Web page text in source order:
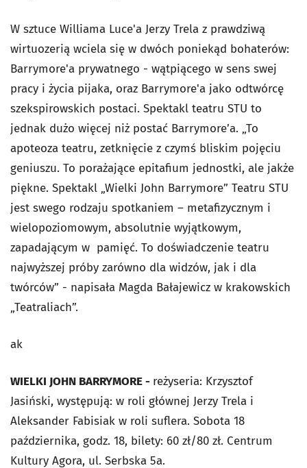
W sztuce Williama Luce'a Jerzy Trela z prawdziwą
wirtuozerią wciela się w dwóch poniekąd bohaterów:
Barrymore'a prywatnego - wątpiącego w sens swej
pracy i życia pijaka, oraz Barrymore'a jako odtwórcę
szekspirowskich postaci. Spektakl teatru STU to
jednak dużo więcej niż postać Barrymore’a. „To
apoteoza teatru, zetknięcie z czymś bliskim pojęciu
geniuszu. To porażające epitafium jednostki, ale jakże
piękne. Spektakl „Wielki John Barrymore” Teatru STU
jest swego rodzaju spotkaniem – metafizycznym i
wielopoziomowym, absolutnie wyjątkowym,
zapadającym w pamięć. To doświadczenie teatru
najwyższej próby zarówno dla widzów, jak i dla
twórców” - napisała Magda Bałajewicz w krakowskich
„Teatraliach”.
ak
WIELKI JOHN BARRYMORE - reżyseria: Krzysztof
Jasiński, występują: w roli głównej Jerzy Trela i
Aleksander Fabisiak w roli suflera. Sobota 18
października, godz. 18, bilety: 60 zł/80 zł. Centrum
Kultury Agora, ul. Serbska 5a.